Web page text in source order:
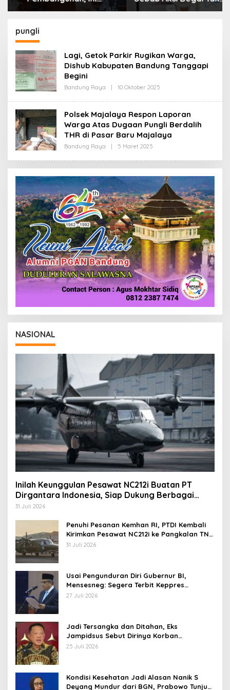
Alasan Pemkot Cimahi
Belanja Daerah
Boleh Hanya Dikaitkan
pungli
Lagi, Getok Parkir Rugikan Warga,
Dishub Kabupaten Bandung Tanggapi
Begini
Bandung Raya 10 Oktober 2025
E
R
E
D
A
I
Polsek Majalaya Respon Laporan
Warga Atas Dugaan Pungli Berdalih
THR di Pasar Baru Majalaya
Bandung Raya 5 Maret 2025
E
H
R
D
A
I
NASIONAL
Inilah Keunggulan Pesawat NC212i Buatan PT
Dirgantara Indonesia, Siap Dukung Berbagai
Operasi TNI
31 Juli 2026
Penuhi Pesanan Kemhan RI, PTDI Kembali
Kirimkan Pesawat NC212i ke Pangkalan TNI
AU
31 Juli 2026
Usai Pengunduran Diri Gubernur BI,
Mensesneg: Segera Terbit Keppres
Pemberhentian dengan Hormat
27 Juli 2026
Jadi Tersangka dan Ditahan, Eks
Jampidsus Sebut Dirinya Korban
Kriminalisasi
25 Juli 2026
Kondisi Kesehatan Jadi Alasan Nanik S
Deyang Mundur dari BGN, Prabowo Tunjuk